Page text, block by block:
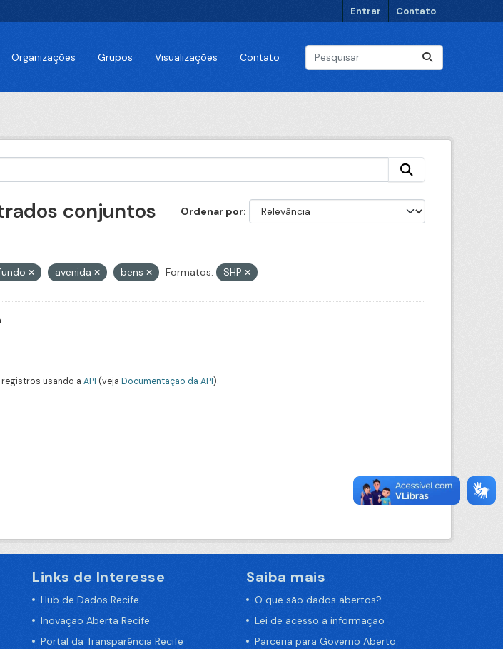
Entrar Contato
Organizações Grupos Visualizações Contato
Ordenar por
conjuntos
avenida bens Formatos: SHP
usando a API (veja Documentação da API).
Links de Interesse
Hub de Dados Recife
Inovação Aberta Recife
Portal da Transparência Recife
Saiba mais
O que são dados abertos?
Lei de acesso a informação
Parceria para Governo Aberto